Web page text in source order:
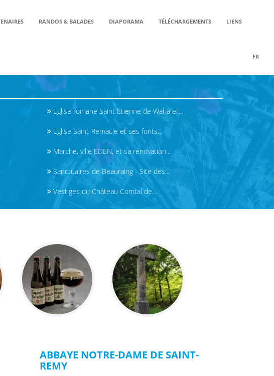
RANDOS & BALADES DIAPORAMA TÉLÉCHARGEMENTS LIENS
FR
Eglise romane Saint Etienne de Waha et...
Eglise Saint-Remacle et ses fonts...
Marche, ville EDEN, et sa rénovation...
Sanctuaires de Beauraing - Site des...
Vestiges du Château Comtal de...
ABBAYE NOTRE-DAME DE SAINT-
REMY